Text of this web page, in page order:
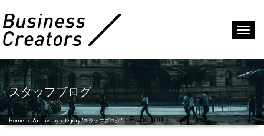
スタッフブログ
Home /Archive by category "スタッフブログ"( Page100 )